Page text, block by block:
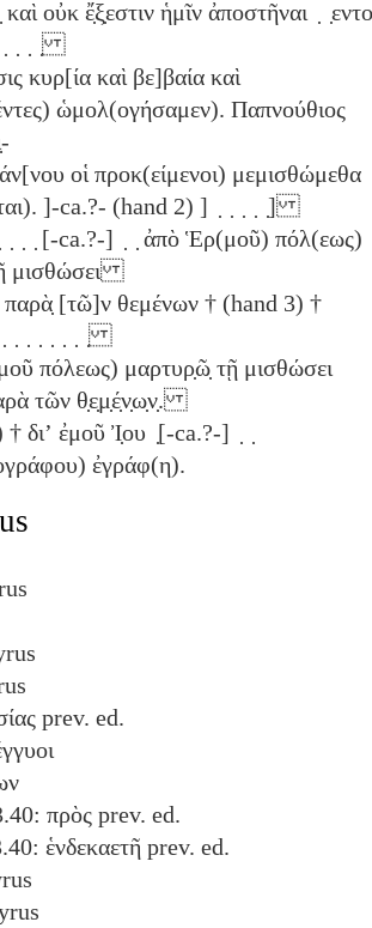
οὐκ ἔ̣ξ̣εστιν ἡμῖν ἀποστῆναι ̣ ̣εντο
κυρ[ία καὶ βε]βαία καὶ
ὡμολ(ογήσαμεν). Παπνούθιος
οἱ προκ(είμενοι) μεμισθώμεθα
]-ca.?- (hand 2) ] ̣ ̣ ̣ ̣ ̣]
ca.?-] ̣ ̣ ἀπὸ Ἑρ(μοῦ) πόλ(εως)
μισθώσει
παρὰ̣ [τῶ]ν θεμένων † (hand 3) †
πόλεως) μαρτυρ̣ῶ̣ τῇ μισθώσει
τῶν θ̣ε̣μ̣έ̣ν̣ω̣ν̣.
† διʼ ἐμοῦ Ἰ̣ου ̣[-ca.?-]
ἐγράφ(η).
prev. ed.
πρὸς prev. ed.
ἑνδεκαετῆ prev. ed.